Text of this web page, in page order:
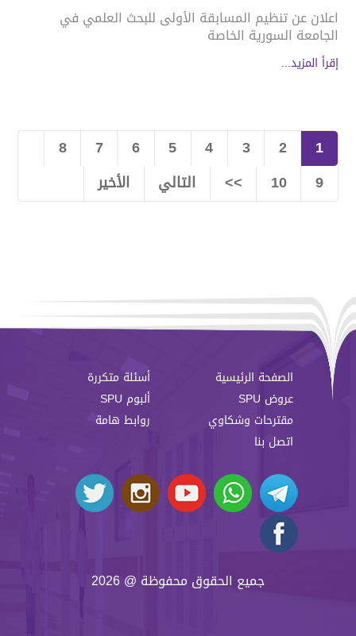
اعلان عن تنظيم المسابقة الأولى للبحث العلمي في
الجامعة السورية الخاصة
إقرأ المزيد...
1
2
3
4
5
6
7
8
9
10
>> التالي الأخير
الصفحة الرئيسية
أسئلة متكررة
عروض SPU
ألبوم SPU
مقترحات وشكاوي
روابط هامة
اتصل بنا
جميع الحقوق محفوظة @ 2026